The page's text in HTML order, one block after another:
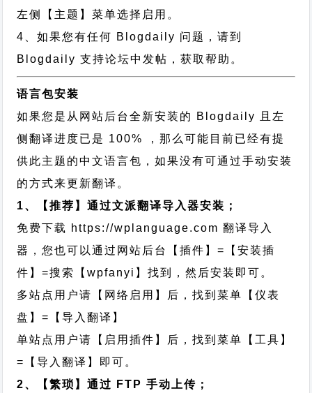
左侧【主题】菜单选择启用。
4、如果您有任何 Blogdaily 问题，请到
Blogdaily 支持论坛中发帖，获取帮助。
语言包安装
如果您是从网站后台全新安装的 Blogdaily 且左
侧翻译进度已是 100% ，那么可能目前已经有提
供此主题的中文语言包，如果没有可通过手动安装
的方式来更新翻译。
1、【推荐】通过文派翻译导入器安装；
免费下载 https://wplanguage.com 翻译导入
器，您也可以通过网站后台【插件】=【安装插
件】=搜索【wpfanyi】找到，然后安装即可。
多站点用户请【网络启用】后，找到菜单【仪表
盘】=【导入翻译】
单站点用户请【启用插件】后，找到菜单【工具】
=【导入翻译】即可。
2、【繁琐】通过 FTP 手动上传；